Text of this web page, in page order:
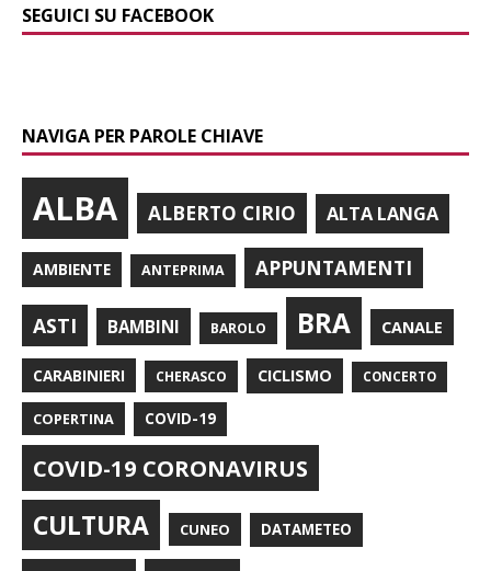
SEGUICI SU FACEBOOK
NAVIGA PER PAROLE CHIAVE
ALBA ALBERTO CIRIO ALTA LANGA
AMBIENTE ANTEPRIMA APPUNTAMENTI
ASTI BAMBINI BAROLO BRA CANALE
CARABINIERI CHERASCO CICLISMO CONCERTO
COPERTINA COVID-19
COVID-19 CORONAVIRUS
CULTURA CUNEO DATAMETEO